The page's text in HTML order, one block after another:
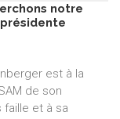
notre
est à la
de son
et à sa